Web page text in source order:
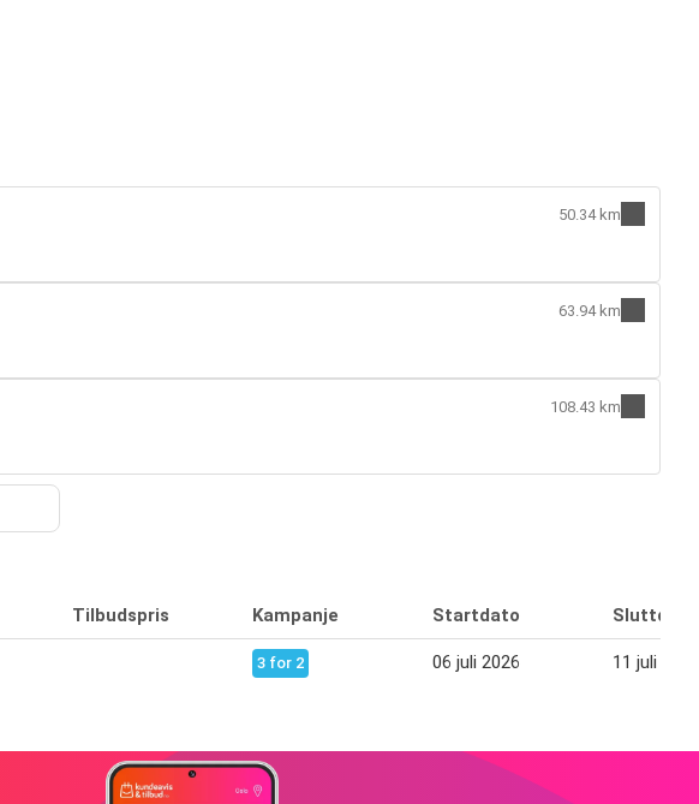
50.34 km
63.94 km
108.43 km
Tilbudspris Kampanje Startdato Sluttdato
3 for 2 06 juli 2026 11 juli 2026